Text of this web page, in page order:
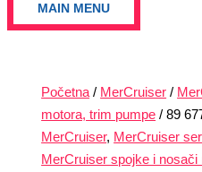
MAIN MENU
Početna / MerCruiser /
motora, trim pumpe / 89
MerCruiser, MerCruiser
MerCruiser spojke i